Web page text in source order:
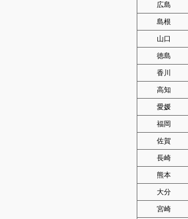
広島
島根
山口
徳島
香川
高知
愛媛
福岡
佐賀
長崎
熊本
大分
宮崎